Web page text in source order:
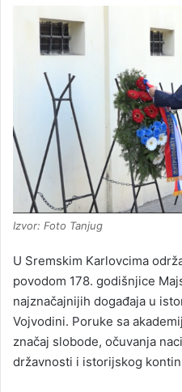
Izvor: Foto Tanjug
U Sremskim Karlovcima
povodom 178. godišnjice
najznačajnijih događaja u
Vojvodini. Poruke sa
značaj slobode, očuvanja
državnosti i istorijskog